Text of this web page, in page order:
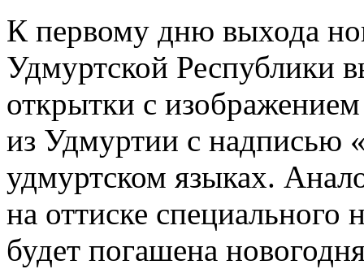
К первому дню выхода
Удмуртской Республики
открытки с
из Удмуртии с надписью
удмуртском языках.
на оттиске
будет погашена